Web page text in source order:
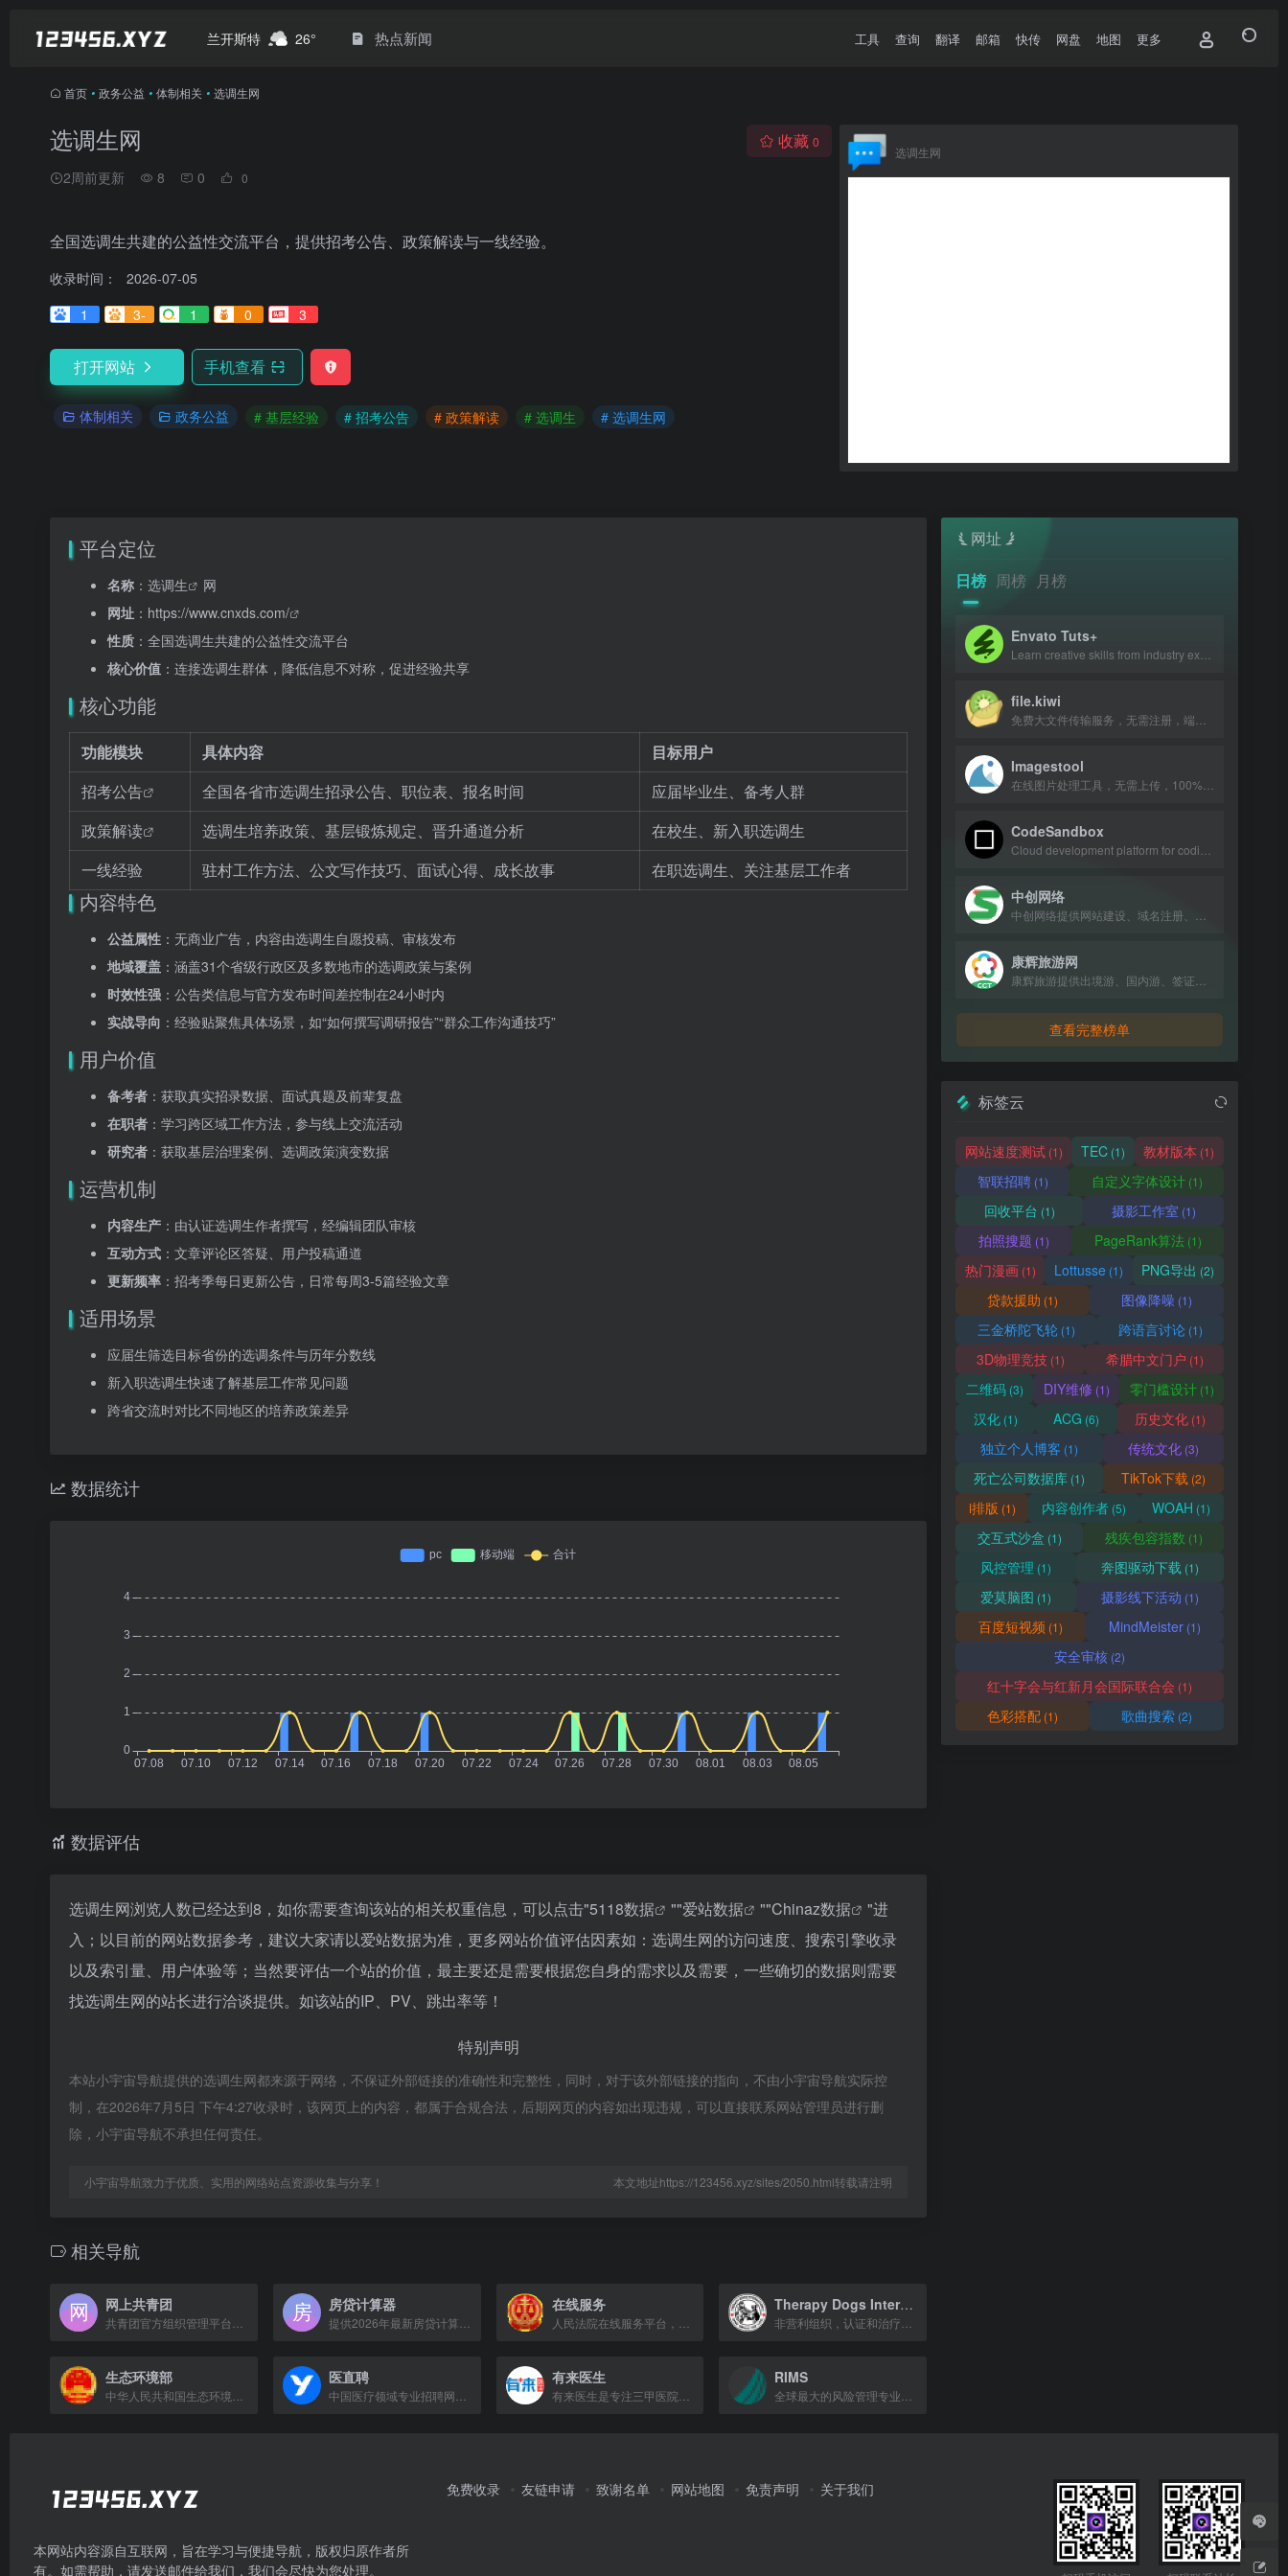
兰开斯特 26° 热点新闻 工具 查询 翻译 邮箱 快传 网盘 地图 更多
首页 • 政务公益 • 体制相关 • 选调生网
选调生网
2周前更新 8 0 0
收藏 0
全国选调生共建的公益性交流平台，提供招考公告、政策解读与一线经验。
收录时间：
2026-07-05
1
3- 1 0 3
打开网站 手机查看
体制相关 政务公益 # 基层经验 # 招考公告 # 政策解读 # 选调生 # 选调生网
选调生网
平台定位
名称 ： 选调生
网
网址 ： https://www.cnxds.com/
性质 ：全国选调生共建的公益性交流平台
核心价值 ：连接选调生群体，降低信息不对称，促进经验共享
核心功能
功能模块 具体内容
目标用户
招考公告
全国各省市选调生招录公告、职位表、报名时间
应届毕业生、备考人群
政策解读
选调生培养政策、基层锻炼规定、晋升通道分析
在校生、新入职选调生
一线经验
驻村工作方法、公文写作技巧、面试心得、成长故事 在职选调生、关注基层工作者
内容特色
公益属性 ：无商业广告，内容由选调生自愿投稿、审核发布
地域覆盖 ：涵盖31个省级行政区及多数地市的选调政策与案例
时效性强 ：公告类信息与官方发布时间差控制在24小时内
实战导向 ：经验贴聚焦具体场景，如“如何撰写调研报告”“群众工作沟通技巧”
用户价值
备考者 ：获取真实招录数据、面试真题及前辈复盘
在职者 ：学习跨区域工作方法，参与线上交流活动
研究者 ：获取基层治理案例、选调政策演变数据
运营机制
内容生产 ：由认证选调生作者撰写，经编辑团队审核
互动方式 ：文章评论区答疑、用户投稿通道
更新频率 ：招考季每日更新公告，日常每周3-5篇经验文章
适用场景
应届生筛选目标省份的选调条件与历年分数线
新入职选调生快速了解基层工作常见问题
跨省交流时对比不同地区的培养政策差异
数据统计
数据评估
选调生网浏览人数已经达到8，如你需要查询该站的相关权重信息，可以点击"5118数据 ""爱站数据 ""Chinaz数据
"进
入；以目前的网站数据参考，建议大家请以爱站数据为准，更多网站价值评估因素如：选调生网的访问速度、搜索引擎收录
以及索引量、用户体验等；当然要评估一个站的价值，最主要还是需要根据您自身的需求以及需要，一些确切的数据则需要
找选调生网的站长进行洽谈提供。如该站的IP、PV、跳出率等！
特别声明
本站小宇宙导航提供的选调生网都来源于网络，不保证外部链接的准确性和完整性，同时，对于该外部链接的指向，不由小宇宙导航实际控
制，在2026年7月5日 下午4:27收录时，该网页上的内容，都属于合规合法，后期网页的内容如出现违规，可以直接联系网站管理员进行删
除，小宇宙导航不承担任何责任。
小宇宙导航致力于优质、实用的网络站点资源收集与分享！ 本文地址https://123456.xyz/sites/2050.html转载请注明
相关导航
网上共青团 房贷计算器 在线服务 Therapy Dogs International
生态环境部 医直聘 有来医生 RIMS
网址
日榜 周榜 月榜
Envato Tuts+
file.kiwi
Imagestool
CodeSandbox
中创网络
康辉旅游网
查看完整榜单
标签云
网站速度测试(1) TEC(1) 教材版本 (1)
智联招聘(1) 自定义字体设计(1)
回收平台 (1) 摄影工作室 (1)
拍照搜题 (1) PageRank算法(1)
热门漫画(1) Lottusse(1) PNG导出 (2)
贷款援助 (1) 图像降噪 (1)
三金桥陀飞轮(1) 跨语言讨论(1)
3D物理竞技(1) 希腊中文门户 (1)
二维码(3) DIY维修 (1) 零门槛设计(1)
汉化(1) ACG (6) 历史文化 (1)
独立个人博客 (1) 传统文化 (3)
死亡公司数据库 (1) TikTok下载 (2)
i排版 (1) 内容创作者(5) WOAH (1)
交互式沙盒 (1) 残疾包容指数 (1)
风控管理 (1) 奔图驱动下载 (1)
爱莫脑图 (1) 摄影线下活动 (1)
百度短视频 (1) MindMeister (1)
安全审核 (2)
红十字会与红新月会国际联合会 (1)
色彩搭配 (1) 歌曲搜索 (2)
本网站内容源自互联网，旨在学习与便捷导航，版权归原作者所
有。如需帮助，请发送邮件给我们，我们会尽快为您处理。
免费收录 友链申请 致谢名单 网站地图 免责声明 关于我们